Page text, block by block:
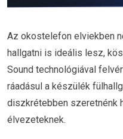
Az okostelefon elviekben
hallgatni is ideális lesz,
Sound technológiával
ráadásul a készülék
diszkrétebben szeretnénk
élvezeteknek.